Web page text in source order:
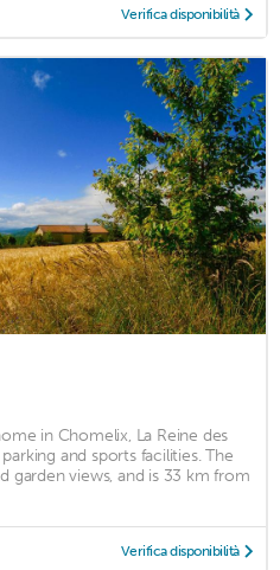
Verifica disponibilità
in Chomelix, La Reine des
and sports facilities. The
garden views, and is 33 km from
Verifica disponibilità